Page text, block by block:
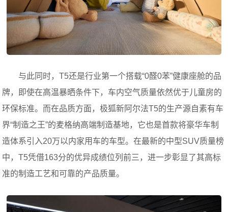
与此同时，T5还是行业第一个搭载“0醛0苯”健康座舱的品
牌，即使在高温暴晒条件下，车内空气质量依然优于儿童房的
环保标准。而在品质方面，极狐新阿尔法T5的生产源自素有车
界“制造之王”的麦格纳高端制造基地，它也是首款将豪华车制
造体系引入20万以内家用车的车型。在最新的中型SUV质量榜
中，T5凭借163分的优异成绩位列前三，进一步彰显了其高标
准的制造工艺和可靠的产品质量。